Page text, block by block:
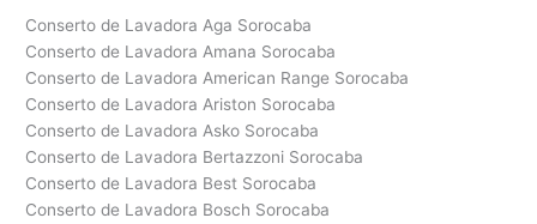
Conserto de Lavadora Aga Sorocaba
Conserto de Lavadora Amana Sorocaba
Conserto de Lavadora American Range Sorocaba
Conserto de Lavadora Ariston Sorocaba
Conserto de Lavadora Asko Sorocaba
Conserto de Lavadora Bertazzoni Sorocaba
Conserto de Lavadora Best Sorocaba
Conserto de Lavadora Bosch Sorocaba